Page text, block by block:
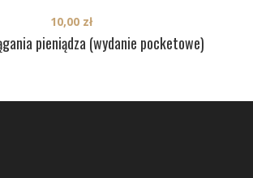
pieniądza (wydanie pocketowe)
10,00 zł